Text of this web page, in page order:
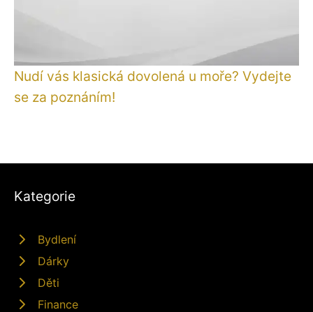
Nudí vás klasická dovolená u moře? Vydejte
se za poznáním!
Kategorie
Bydlení
Dárky
Děti
Finance